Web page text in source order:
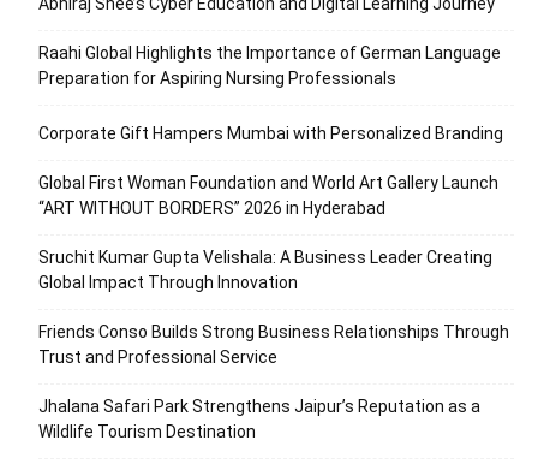
Raahi Global Highlights the Importance of German Language
Preparation for Aspiring Nursing Professionals
Corporate Gift Hampers Mumbai with Personalized Branding
Global First Woman Foundation and World Art Gallery Launch
“ART WITHOUT BORDERS” 2026 in Hyderabad
Sruchit Kumar Gupta Velishala: A Business Leader Creating
Global Impact Through Innovation
Friends Conso Builds Strong Business Relationships Through
Trust and Professional Service
Jhalana Safari Park Strengthens Jaipur’s Reputation as a
Wildlife Tourism Destination